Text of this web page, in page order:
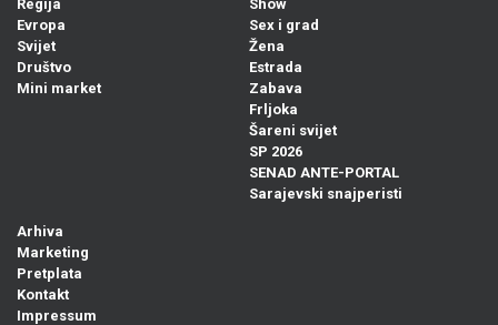
Regija
Evropa
Svijet
Društvo
Mini market
Show
Sex i grad
Žena
Estrada
Zabava
Frljoka
Šareni svijet
SP 2026
SENAD ANTE-PORTAL
Sarajevski snajperisti
Arhiva
Marketing
Pretplata
Kontakt
Impressum